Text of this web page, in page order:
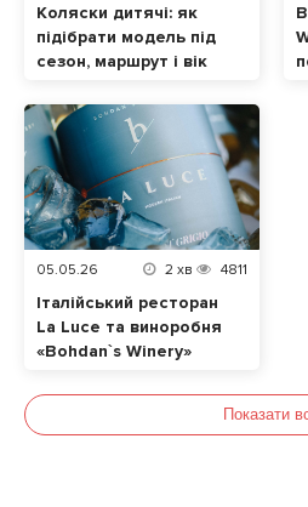
Коляски дитячі: як
підібрати модель під
сезон, маршрут і вік
05.05.26 2 хв 4811
Італійський ресторан
La Luce та виноробня
«Bohdan`s Winery»
авторське Піно
Показати